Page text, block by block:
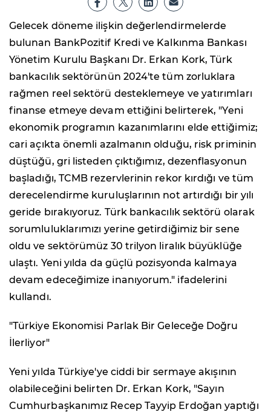
Gelecek döneme ilişkin değerlendirmelerde
bulunan BankPozitif Kredi ve Kalkınma Bankası
Yönetim Kurulu Başkanı Dr. Erkan Kork, Türk
bankacılık sektörünün 2024'te tüm zorluklara
rağmen reel sektörü desteklemeye ve yatırımları
finanse etmeye devam ettiğini belirterek, "Yeni
ekonomik programın kazanımlarını elde ettiğimiz;
cari açıkta önemli azalmanın olduğu, risk priminin
düştüğü, gri listeden çıktığımız, dezenflasyonun
başladığı, TCMB rezervlerinin rekor kırdığı ve tüm
derecelendirme kuruluşlarının not artırdığı bir yılı
geride bırakıyoruz. Türk bankacılık sektörü olarak
sorumluluklarımızı yerine getirdiğimiz bir sene
oldu ve sektörümüz 30 trilyon liralık büyüklüğe
ulaştı. Yeni yılda da güçlü pozisyonda kalmaya
devam edeceğimize inanıyorum." ifadelerini
kullandı.
"Türkiye Ekonomisi Parlak Bir Geleceğe Doğru
İlerliyor"
Yeni yılda Türkiye'ye ciddi bir sermaye akışının
olabileceğini belirten Dr. Erkan Kork, "Sayın
Cumhurbaşkanımız Recep Tayyip Erdoğan yaptığı